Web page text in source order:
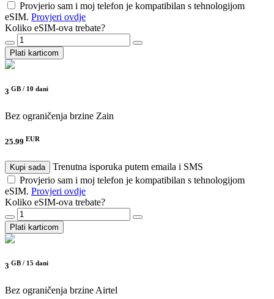
Provjerio sam i moj telefon je kompatibilan s tehnologijom
eSIM. Provjeri ovdje
Koliko eSIM-ova trebate?
Plati karticom
3 GB / 10 dani
Bez ograničenja brzine Zain
25.99 EUR
Kupi sada
Trenutna isporuka putem emaila i SMS
Provjerio sam i moj telefon je kompatibilan s tehnologijom
eSIM. Provjeri ovdje
Koliko eSIM-ova trebate?
Plati karticom
3 GB / 15 dani
Bez ograničenja brzine Airtel